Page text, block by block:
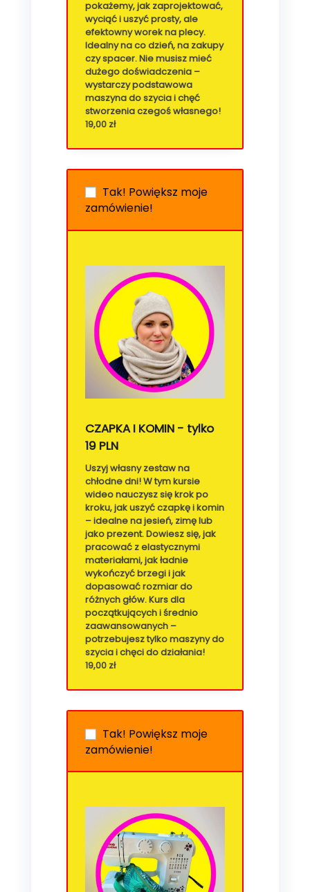
pokażemy, jak zaprojektować,
wyciąć i uszyć prosty, ale
efektowny worek na plecy.
Idealny na co dzień, na zakupy
czy spacer. Nie musisz mieć
dużego doświadczenia –
wystarczy podstawowa
maszyna do szycia i chęć
stworzenia czegoś własnego!
19,00 zł
Tak! Powiększ moje
zamówienie!
CZAPKA I KOMIN - tylko
19 PLN
Uszyj własny zestaw na
chłodne dni! W tym kursie
wideo nauczysz się krok po
kroku, jak uszyć czapkę i komin
– idealne na jesień, zimę lub
jako prezent. Dowiesz się, jak
pracować z elastycznymi
materiałami, jak ładnie
wykończyć brzegi i jak
dopasować rozmiar do
różnych głów. Kurs dla
początkujących i średnio
zaawansowanych –
potrzebujesz tylko maszyny do
szycia i chęci do działania!
19,00 zł
Tak! Powiększ moje
zamówienie!